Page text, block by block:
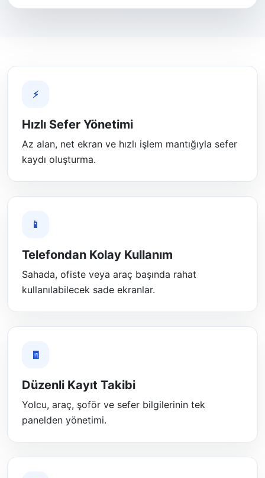
⚡
Hızlı Sefer Yönetimi
Az alan, net ekran ve hızlı işlem mantığıyla sefer
kaydı oluşturma.
📱
Telefondan Kolay Kullanım
Sahada, ofiste veya araç başında rahat
kullanılabilecek sade ekranlar.
🧾
Düzenli Kayıt Takibi
Yolcu, araç, şoför ve sefer bilgilerinin tek
panelden yönetimi.